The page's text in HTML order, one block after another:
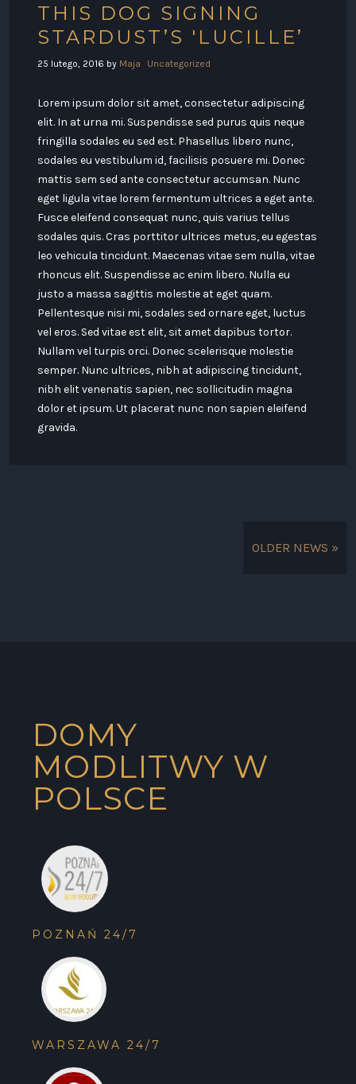
THIS DOG SIGNING
STARDUST’S 'LUCILLE’
25 lutego, 2016 by Maja Uncategorized
Lorem ipsum dolor sit amet, consectetur adipiscing
elit. In at urna mi. Suspendisse sed purus quis neque
fringilla sodales eu sed est. Phasellus libero nunc,
sodales eu vestibulum id, facilisis posuere mi. Donec
mattis sem sed ante consectetur accumsan. Nunc
eget ligula vitae lorem fermentum ultrices a eget ante.
Fusce eleifend consequat nunc, quis varius tellus
sodales quis. Cras porttitor ultrices metus, eu egestas
leo vehicula tincidunt. Maecenas vitae sem nulla, vitae
rhoncus elit. Suspendisse ac enim libero. Nulla eu
justo a massa sagittis molestie at eget quam.
Pellentesque nisi mi, sodales sed ornare eget, luctus
vel eros. Sed vitae est elit, sit amet dapibus tortor.
Nullam vel turpis orci. Donec scelerisque molestie
semper. Nunc ultrices, nibh at adipiscing tincidunt,
nibh elit venenatis sapien, nec sollicitudin magna
dolor et ipsum. Ut placerat nunc non sapien eleifend
gravida.
OLDER NEWS »
DOMY
MODLITWY W
POLSCE
POZNAŃ 24/7
WARSZAWA 24/7